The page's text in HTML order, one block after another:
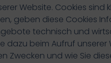
Website. Cookies
geben diese Cookies
technisch und
dazu beim Aufruf
und wie Sie